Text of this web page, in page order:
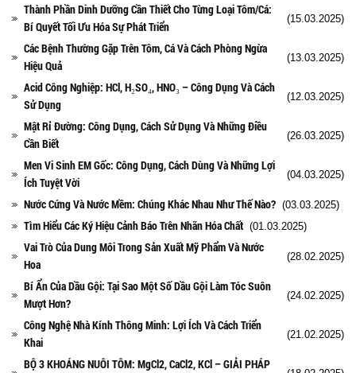
Thành Phần Dinh Dưỡng Cần Thiết Cho Từng Loại Tôm/Cá:
Bí Quyết Tối Ưu Hóa Sự Phát Triển
(15.03.2025)
Các Bệnh Thường Gặp Trên Tôm, Cá Và Cách Phòng Ngừa
Hiệu Quả
(13.03.2025)
Acid Công Nghiệp: HCl, H₂SO₄, HNO₃ – Công Dụng Và Cách
Sử Dụng
(12.03.2025)
Mật Rỉ Đường: Công Dụng, Cách Sử Dụng Và Những Điều
Cần Biết
(26.03.2025)
Men Vi Sinh EM Gốc: Công Dụng, Cách Dùng Và Những Lợi
Ích Tuyệt Vời
(04.03.2025)
Nước Cứng Và Nước Mềm: Chúng Khác Nhau Như Thế Nào? (03.03.2025)
Tìm Hiểu Các Ký Hiệu Cảnh Báo Trên Nhãn Hóa Chất (01.03.2025)
Vai Trò Của Dung Môi Trong Sản Xuất Mỹ Phẩm Và Nước
Hoa
(28.02.2025)
Bí Ẩn Của Dầu Gội: Tại Sao Một Số Dầu Gội Làm Tóc Suôn
Mượt Hơn?
(24.02.2025)
Công Nghệ Nhà Kính Thông Minh: Lợi Ích Và Cách Triển
Khai
(21.02.2025)
BỘ 3 KHOÁNG NUÔI TÔM: MgCl2, CaCl2, KCl – GIẢI PHÁP